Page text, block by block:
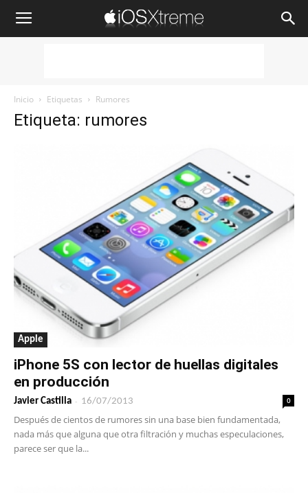
iOSXtreme
Inicio Etiquetas Rumores
Etiqueta: rumores
Apple
iPhone 5S con lector de huellas digitales
en producción
Javier Castilla - 16/07/2013 0
Después de cientos de rumores sin una base bien fundamentada,
nada más que alguna que otra filtración y muchas especulaciones,
parece ser que la...